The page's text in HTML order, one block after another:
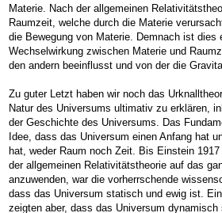
Materie. Nach der allgemeinen
Raumzeit, welche durch die Materie
die Bewegung von Materie. Demnach ist dies
Wechselwirkung zwischen Materie und
den andern beeinflusst und von der die
Zu guter Letzt haben wir noch das
Natur des Universums ultimativ zu erklären,
der Geschichte des Universums. Das
Idee, dass das Universum einen Anfang hat
hat, weder Raum noch Zeit. Bis Einstein
der allgemeinen Relativitätstheorie auf das
anzuwenden, war die vorherrschende
dass das Universum statisch und ewig ist.
zeigten aber, dass das Universum